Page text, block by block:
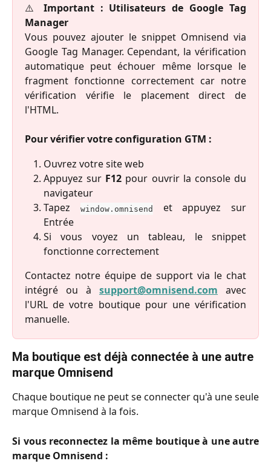
⚠️ Important : Utilisateurs de Google Tag
Manager
Vous pouvez ajouter le snippet Omnisend via
Google Tag Manager. Cependant, la vérification
automatique peut échouer même lorsque le
fragment fonctionne correctement car notre
vérification vérifie le placement direct de
l'HTML.
Pour vérifier votre configuration GTM :
Ouvrez votre site web
Appuyez sur F12 pour ouvrir la console du
navigateur
Tapez
window.omnisend
et appuyez sur
Entrée
Si vous voyez un tableau, le snippet
fonctionne correctement
Contactez notre équipe de support via le chat
intégré ou à support@omnisend.com avec
l'URL de votre boutique pour une vérification
manuelle.
Ma boutique est déjà connectée à une autre
marque Omnisend
Chaque boutique ne peut se connecter qu'à une seule
marque Omnisend à la fois.
Si vous reconnectez la même boutique à une autre
marque Omnisend :